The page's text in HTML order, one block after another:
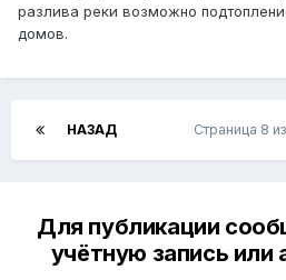
разлива реки возможно
домов.
НАЗАД Страница 8
Для публикации
учётную запись или